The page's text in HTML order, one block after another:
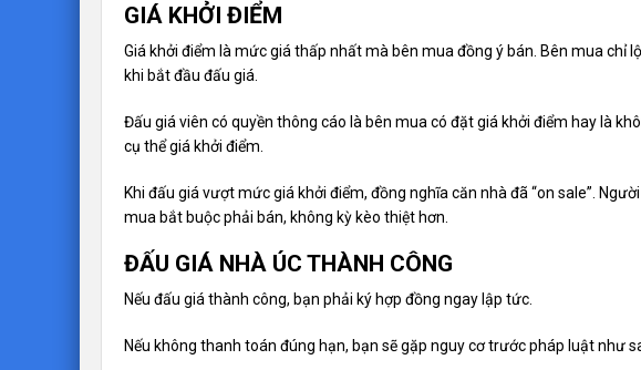
GIÁ KHỞI ĐIỂM
Giá khởi điểm là mức giá thấp nhất mà bên mua đồng ý bán. Bên mua chỉ
khi bắt đầu đấu giá.
Đấu giá viên có quyền thông cáo là bên mua có đặt giá khởi điểm hay là
cụ thể giá khởi điểm.
Khi đấu giá vượt mức giá khởi điểm, đồng nghĩa căn nhà đã “on sale”.
mua bắt buộc phải bán, không kỳ kèo thiệt hơn.
ĐẤU GIÁ NHÀ ÚC THÀNH CÔNG
Nếu đấu giá thành công, bạn phải ký hợp đồng ngay lập tức.
Nếu không thanh toán đúng hạn, bạn sẽ gặp nguy cơ trước pháp luật như